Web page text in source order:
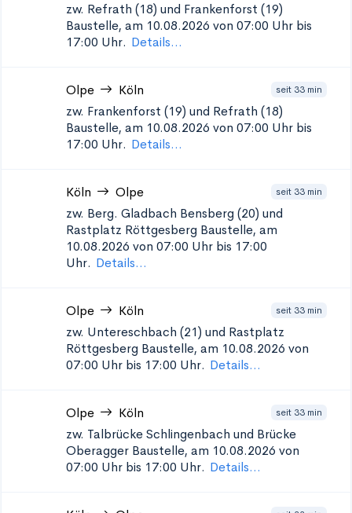
zw. Refrath (18) und Frankenforst (19)
Baustelle, am 10.08.2026 von 07:00 Uhr bis
17:00 Uhr. Details...
Olpe Köln seit 33 min
zw. Frankenforst (19) und Refrath (18)
Baustelle, am 10.08.2026 von 07:00 Uhr bis
17:00 Uhr. Details...
Köln Olpe seit 33 min
zw. Berg. Gladbach Bensberg (20) und
Rastplatz Röttgesberg Baustelle, am
10.08.2026 von 07:00 Uhr bis 17:00
Uhr. Details...
Olpe Köln seit 33 min
zw. Untereschbach (21) und Rastplatz
Röttgesberg Baustelle, am 10.08.2026 von
07:00 Uhr bis 17:00 Uhr. Details...
Olpe Köln seit 33 min
zw. Talbrücke Schlingenbach und Brücke
Oberagger Baustelle, am 10.08.2026 von
07:00 Uhr bis 17:00 Uhr. Details...